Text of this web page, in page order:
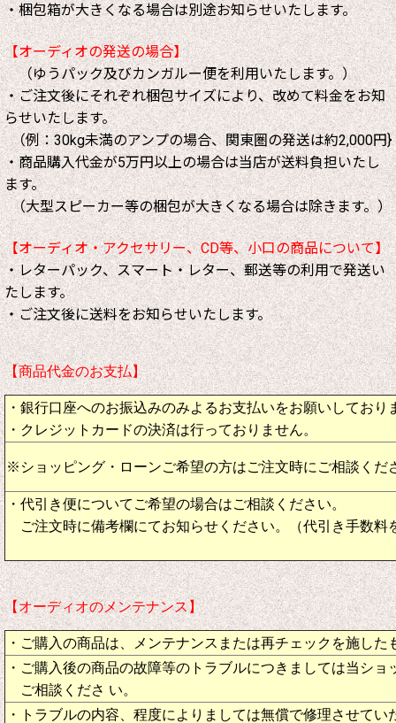
・梱包箱が大きくなる場合は別途お知らせいたします。
【オーディオの発送の場合】
（ゆうパック及びカンガルー便を利用いたします。）
・ご注文後にそれぞれ梱包サイズにより、改めて料金をお知
らせいたします。
（例：30kg未満のアンプの場合、関東圏の発送は約2,000円}
・商品購入代金が5万円以上の場合は当店が送料負担いたし
ます。
（大型スピーカー等の梱包が大きくなる場合は除きます。）
【オーディオ・アクセサリー、CD等、小口の商品について】
・レターパック、スマート・レター、郵送等の利用で発送い
たします。
・ご注文後に送料をお知らせいたします。
【商品代金のお支払】
・銀行口座へのお振込みのみよるお支払いをお願いしており
・クレジットカードの決済は行っておりません。
※ショッピング・ローンご希望の方はご注文時にご相談くだ
・代引き便についてご希望の場合はご相談ください。
ご注文時に備考欄にてお知らせください。（代引き手数料
【オーディオのメンテナンス】
・ご購入の商品は、メンテナンスまたは再チェックを施し
・ご購入後の商品の故障等のトラブルにつきましては当ショ
ご相談くださ い。
・トラブルの内容、程度によりましては無償で修理させてい